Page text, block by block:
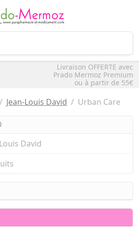
Livraison OFFERTE avec
Prado Mermoz Premium
ou à partir de 55€
Jean-Louis David Urban Care
David